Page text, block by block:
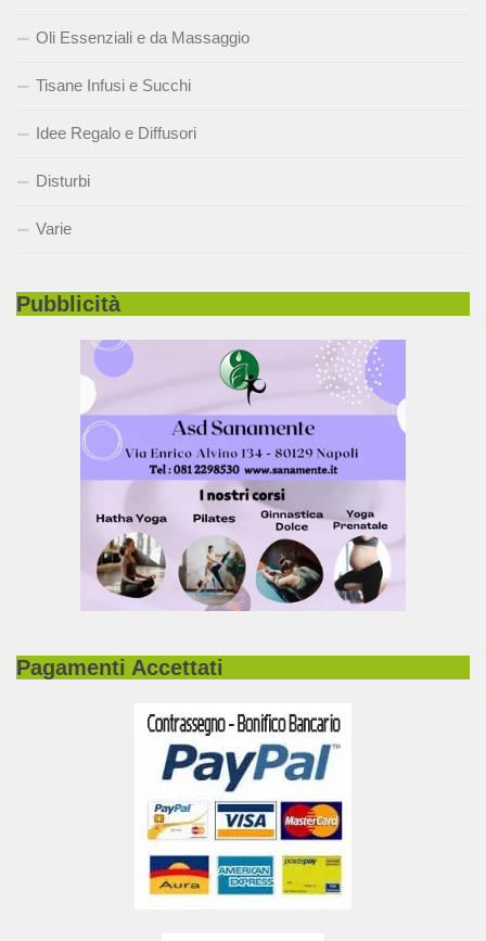
Oli Essenziali e da Massaggio
Tisane Infusi e Succhi
Idee Regalo e Diffusori
Disturbi
Varie
Pubblicità
Pagamenti Accettati